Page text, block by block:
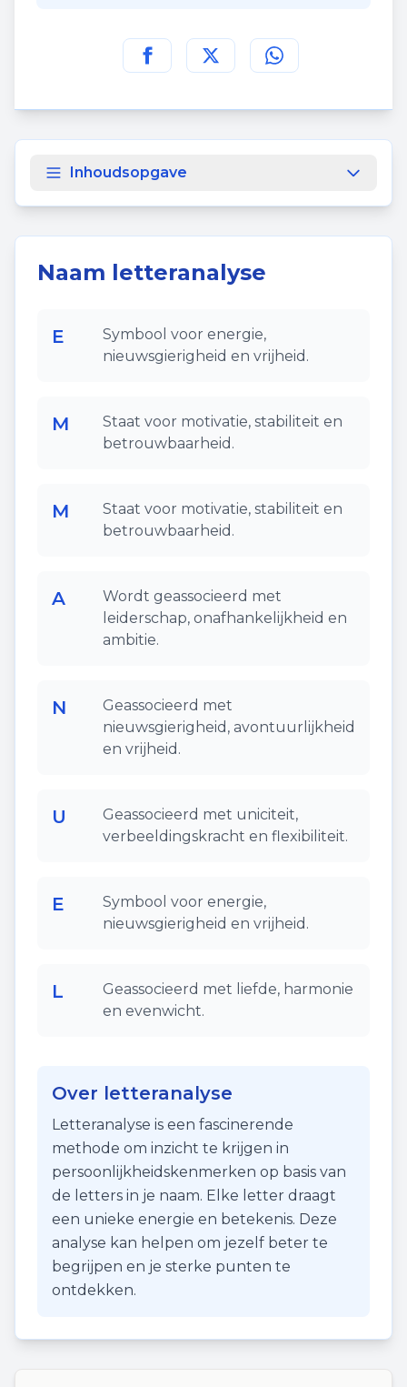
Deel deze pagina op
Deel deze pagina op
Deel deze pagina
Inhoudsopgave
Naam letteranalyse
E
Symbool voor energie,
nieuwsgierigheid en vrijheid.
M
Staat voor motivatie, stabiliteit en
betrouwbaarheid.
M
Staat voor motivatie, stabiliteit en
betrouwbaarheid.
A
Wordt geassocieerd met
leiderschap, onafhankelijkheid en
ambitie.
N
Geassocieerd met
nieuwsgierigheid, avontuurlijkheid
en vrijheid.
U
Geassocieerd met uniciteit,
verbeeldingskracht en flexibiliteit.
E
Symbool voor energie,
nieuwsgierigheid en vrijheid.
L
Geassocieerd met liefde, harmonie
en evenwicht.
Over letteranalyse
Letteranalyse is een fascinerende
methode om inzicht te krijgen in
persoonlijkheidskenmerken op basis van
de letters in je naam. Elke letter draagt
een unieke energie en betekenis. Deze
analyse kan helpen om jezelf beter te
begrijpen en je sterke punten te
ontdekken.